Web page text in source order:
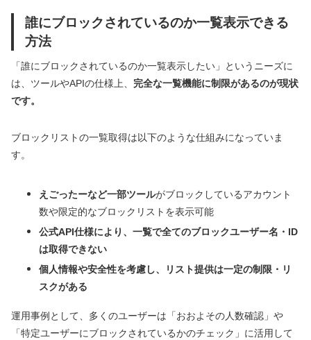
誰にブロックされているのか一覧表示できる
方法
「誰にブロックされているのか一覧表示したい」というニーズに
は、ツールやAPIの仕様上、 完全な一覧機能に制限があるのが現状
です。
ブロックリストの一覧取得は以下のような仕組みになっていま
す。
えごったーなど一部ツールがブロックしているアカウント
数や限定的なブロックリストを表示可能
公式API仕様により、一覧で全てのブロックユーザー名・ID
は取得できない
個人情報や安全性を考慮し、リスト提供は一定の制限・リ
スクがある
運用事例として、多くのユーザーは「おおよその人数確認」や
「特定ユーザーにブロックされているかのチェック」に活用して